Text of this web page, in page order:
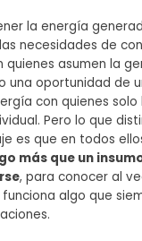
la energía
necesidades de
quienes asumen la
una oportunidad de
con quienes solo
Pero lo que
es que en todos
más que un
, para conocer al
algo que